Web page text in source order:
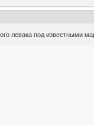
левака под известными